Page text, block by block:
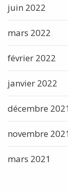
juin 2022
mars 2022
février 2022
janvier 2022
décembre
novembre
mars 2021